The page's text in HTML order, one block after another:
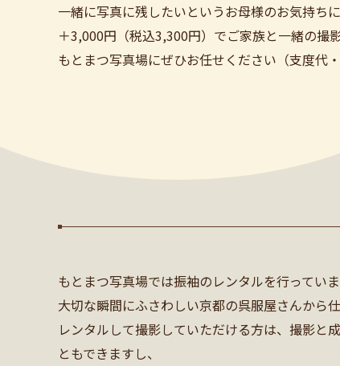
一緒に写真に残したいというお母様のお気持ち
＋3,000円（税込3,300円）でご家族と一緒の撮
もとまつ写真場にぜひお任せください（支度代
もとまつ写真場では振袖のレンタルを行っていま
大切な瞬間にふさわしい京都の呉服屋さんから
レンタルして撮影していただける方は、撮影と
ともできますし、